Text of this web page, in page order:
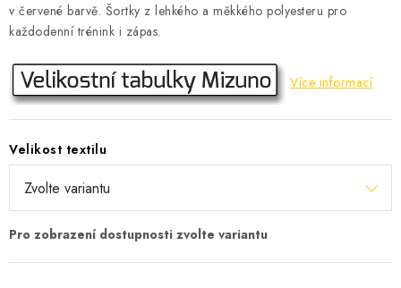
SPORTY
MEGA SLEVY
NOVINKY
NOVINKY MIZUNO
NOVINKY INOV-8
OBLÍBENÉ DROBNOSTI
v červené barvě. Šortky z lehkého a měkkého polyesteru pro
každodenní trénink i zápas.
Více informací
Velikost textilu